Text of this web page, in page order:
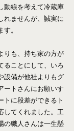
動線を考えて冷蔵庫
れませんが、誠実に
。
りも、持ち家の方が
ることにして、いろ
設備が他社よりもグ
ートさんにお願いす
トに段差ができるト
してくれました。工
の職人さんは一生懸